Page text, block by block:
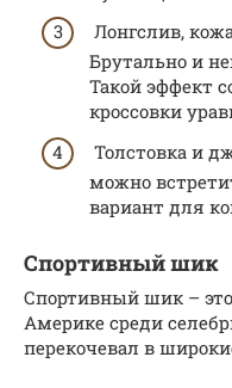
Лонгслив,
Брутально и
Такой эффект
кроссовки
Толстовка и
можно
вариант для
Спортивный шик
Спортивный шик –
Америке среди
перекочевал в